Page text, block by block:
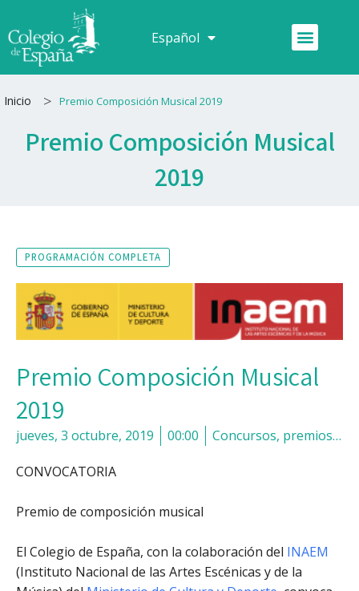
al
contenido
Español
Français Menú
Inicio > Premio Composición Musical 2019
Premio Composición Musical
2019
PROGRAMACIÓN COMPLETA
Premio Composición Musical
2019
jueves, 3 octubre, 2019 00:00 Concursos, premios…
CONVOCATORIA
Premio de composición musical
El Colegio de España, con la colaboración del INAEM
(Instituto Nacional de las Artes Escénicas y de la